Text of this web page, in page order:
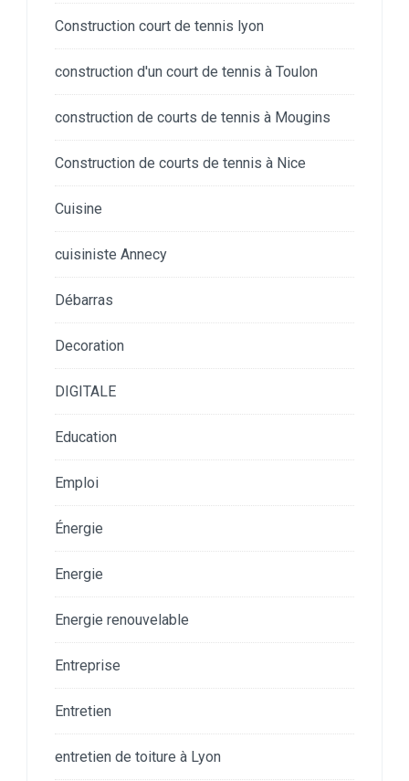
Construction court de tennis lyon
construction d'un court de tennis à Toulon
construction de courts de tennis à Mougins
Construction de courts de tennis à Nice
Cuisine
cuisiniste Annecy
Débarras
Decoration
DIGITALE
Education
Emploi
Énergie
Energie
Energie renouvelable
Entreprise
Entretien
entretien de toiture à Lyon